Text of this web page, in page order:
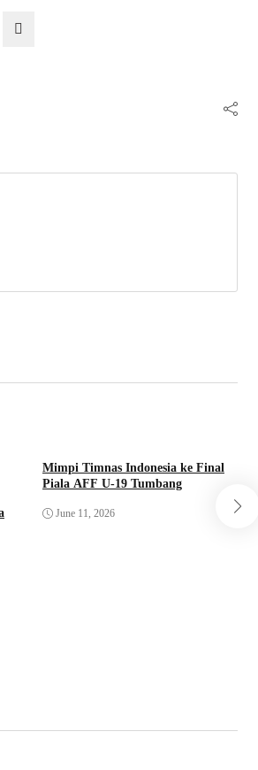
Mimpi Timnas Indonesia ke Final
Piala AFF U-19 Tumbang
June 11, 2026